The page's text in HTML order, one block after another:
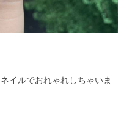
イルでおれゃれしちゃいま